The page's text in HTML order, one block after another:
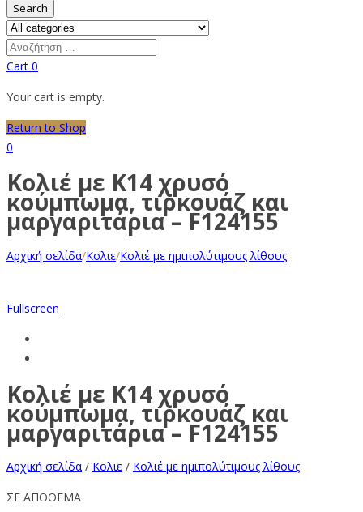
Search
Cart 0
Your cart is empty.
Return to Shop
0
Κολιέ με Κ14 χρυσό
κούμπωμα, τιρκουάζ και
μαργαριτάρια – F124155
Αρχική σελίδα/Κολιε/Κολιέ με ημιπολύτιμους λίθους
Fullscreen
Κολιέ με Κ14 χρυσό
κούμπωμα, τιρκουάζ και
μαργαριτάρια – F124155
Αρχική σελίδα / Κολιε / Κολιέ με ημιπολύτιμους λίθους
ΣΕ ΑΠΟΘΕΜΑ